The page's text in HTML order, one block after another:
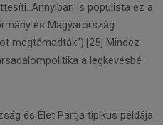
Annyiban is populista ez a
és Magyarország
megtámadták”).[25] Mindez
a legkevésbé
és Élet Pártja tipikus példája